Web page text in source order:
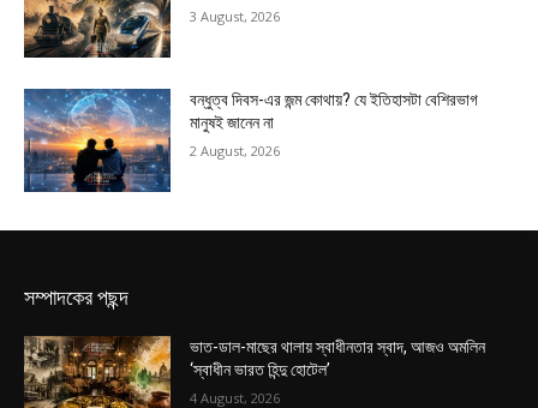
3 August, 2026
বন্ধুত্ব দিবস-এর জন্ম কোথায়? যে ইতিহাসটা বেশিরভাগ
মানুষই জানেন না
2 August, 2026
সম্পাদকের পছন্দ
ভাত-ডাল-মাছের থালায় স্বাধীনতার স্বাদ, আজও অমলিন
‘স্বাধীন ভারত হিন্দু হোটেল’
4 August, 2026